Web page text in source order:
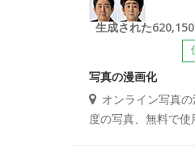
生成された
写真の漫画化
オンライン写真
度の写真、無料で使